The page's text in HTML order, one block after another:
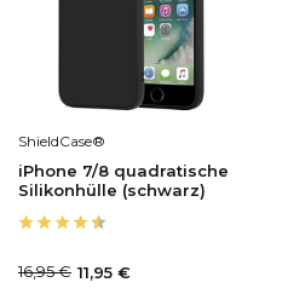
ShieldCase®
iPhone 7/8 quadratische
Silikonhülle (schwarz)
16,95 € 11,95 €